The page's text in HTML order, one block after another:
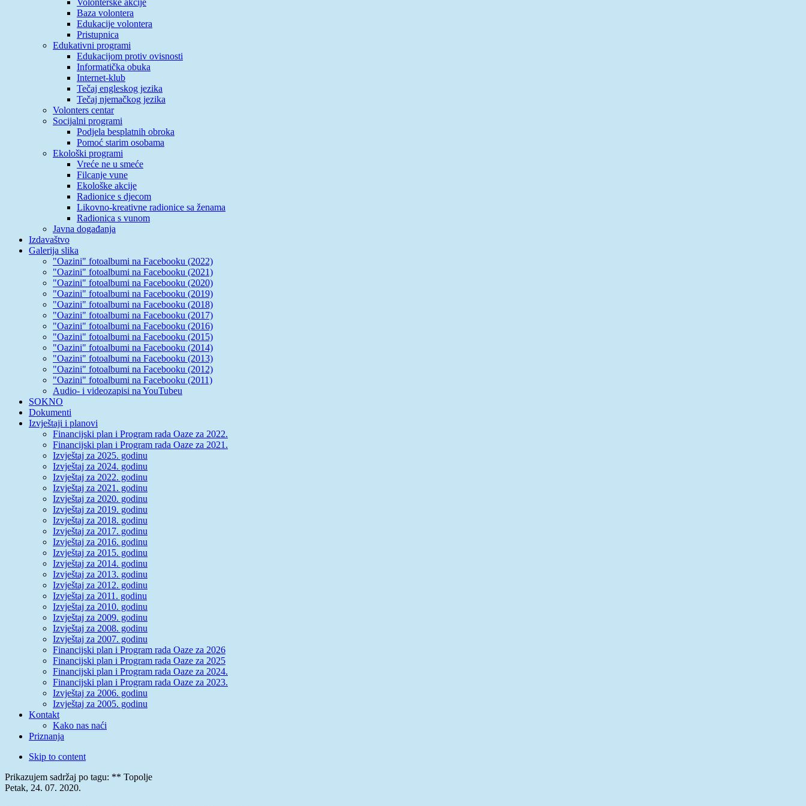
Baza volontera
Edukacije volontera
Pristupnica
Edukativni programi
Edukacijom protiv ovisnosti
Informatička obuka
Internet-klub
Tečaj engleskog jezika
Tečaj njemačkog jezika
Volonters centar
Socijalni programi
Podjela besplatnih obroka
Pomoć starim osobama
Ekološki programi
Vreće ne u smeće
Filcanje vune
Ekološke akcije
Radionice s djecom
Likovno-kreativne radionice sa ženama
Radionica s vunom
Javna događanja
Izdavaštvo
Galerija slika
"Oazini" fotoalbumi na Facebooku (2022)
"Oazini" fotoalbumi na Facebooku (2021)
"Oazini" fotoalbumi na Facebooku (2020)
"Oazini" fotoalbumi na Facebooku (2019)
"Oazini" fotoalbumi na Facebooku (2018)
"Oazini" fotoalbumi na Facebooku (2017)
"Oazini" fotoalbumi na Facebooku (2016)
"Oazini" fotoalbumi na Facebooku (2015)
"Oazini" fotoalbumi na Facebooku (2014)
"Oazini" fotoalbumi na Facebooku (2013)
"Oazini" fotoalbumi na Facebooku (2012)
"Oazini" fotoalbumi na Facebooku (2011)
Audio- i videozapisi na YouTubeu
SOKNO
Dokumenti
Izvještaji i planovi
Financijski plan i Program rada Oaze za 2022.
Financijski plan i Program rada Oaze za 2021.
Izvještaj za 2025. godinu
Izvještaj za 2024. godinu
Izvještaj za 2022. godinu
Izvještaj za 2021. godinu
Izvještaj za 2020. godinu
Izvještaj za 2019. godinu
Izvještaj za 2018. godinu
Izvještaj za 2017. godinu
Izvještaj za 2016. godinu
Izvještaj za 2015. godinu
Izvještaj za 2014. godinu
Izvještaj za 2013. godinu
Izvještaj za 2012. godinu
Izvještaj za 2011. godinu
Izvještaj za 2010. godinu
Izvještaj za 2009. godinu
Izvještaj za 2008. godinu
Izvještaj za 2007. godinu
Financijski plan i Program rada Oaze za 2026
Financijski plan i Program rada Oaze za 2025
Financijski plan i Program rada Oaze za 2024.
Financijski plan i Program rada Oaze za 2023.
Izvještaj za 2006. godinu
Izvještaj za 2005. godinu
Kontakt
Kako nas naći
Priznanja
Skip to content
Prikazujem sadržaj po tagu: ** Topolje
Petak, 24. 07. 2020.